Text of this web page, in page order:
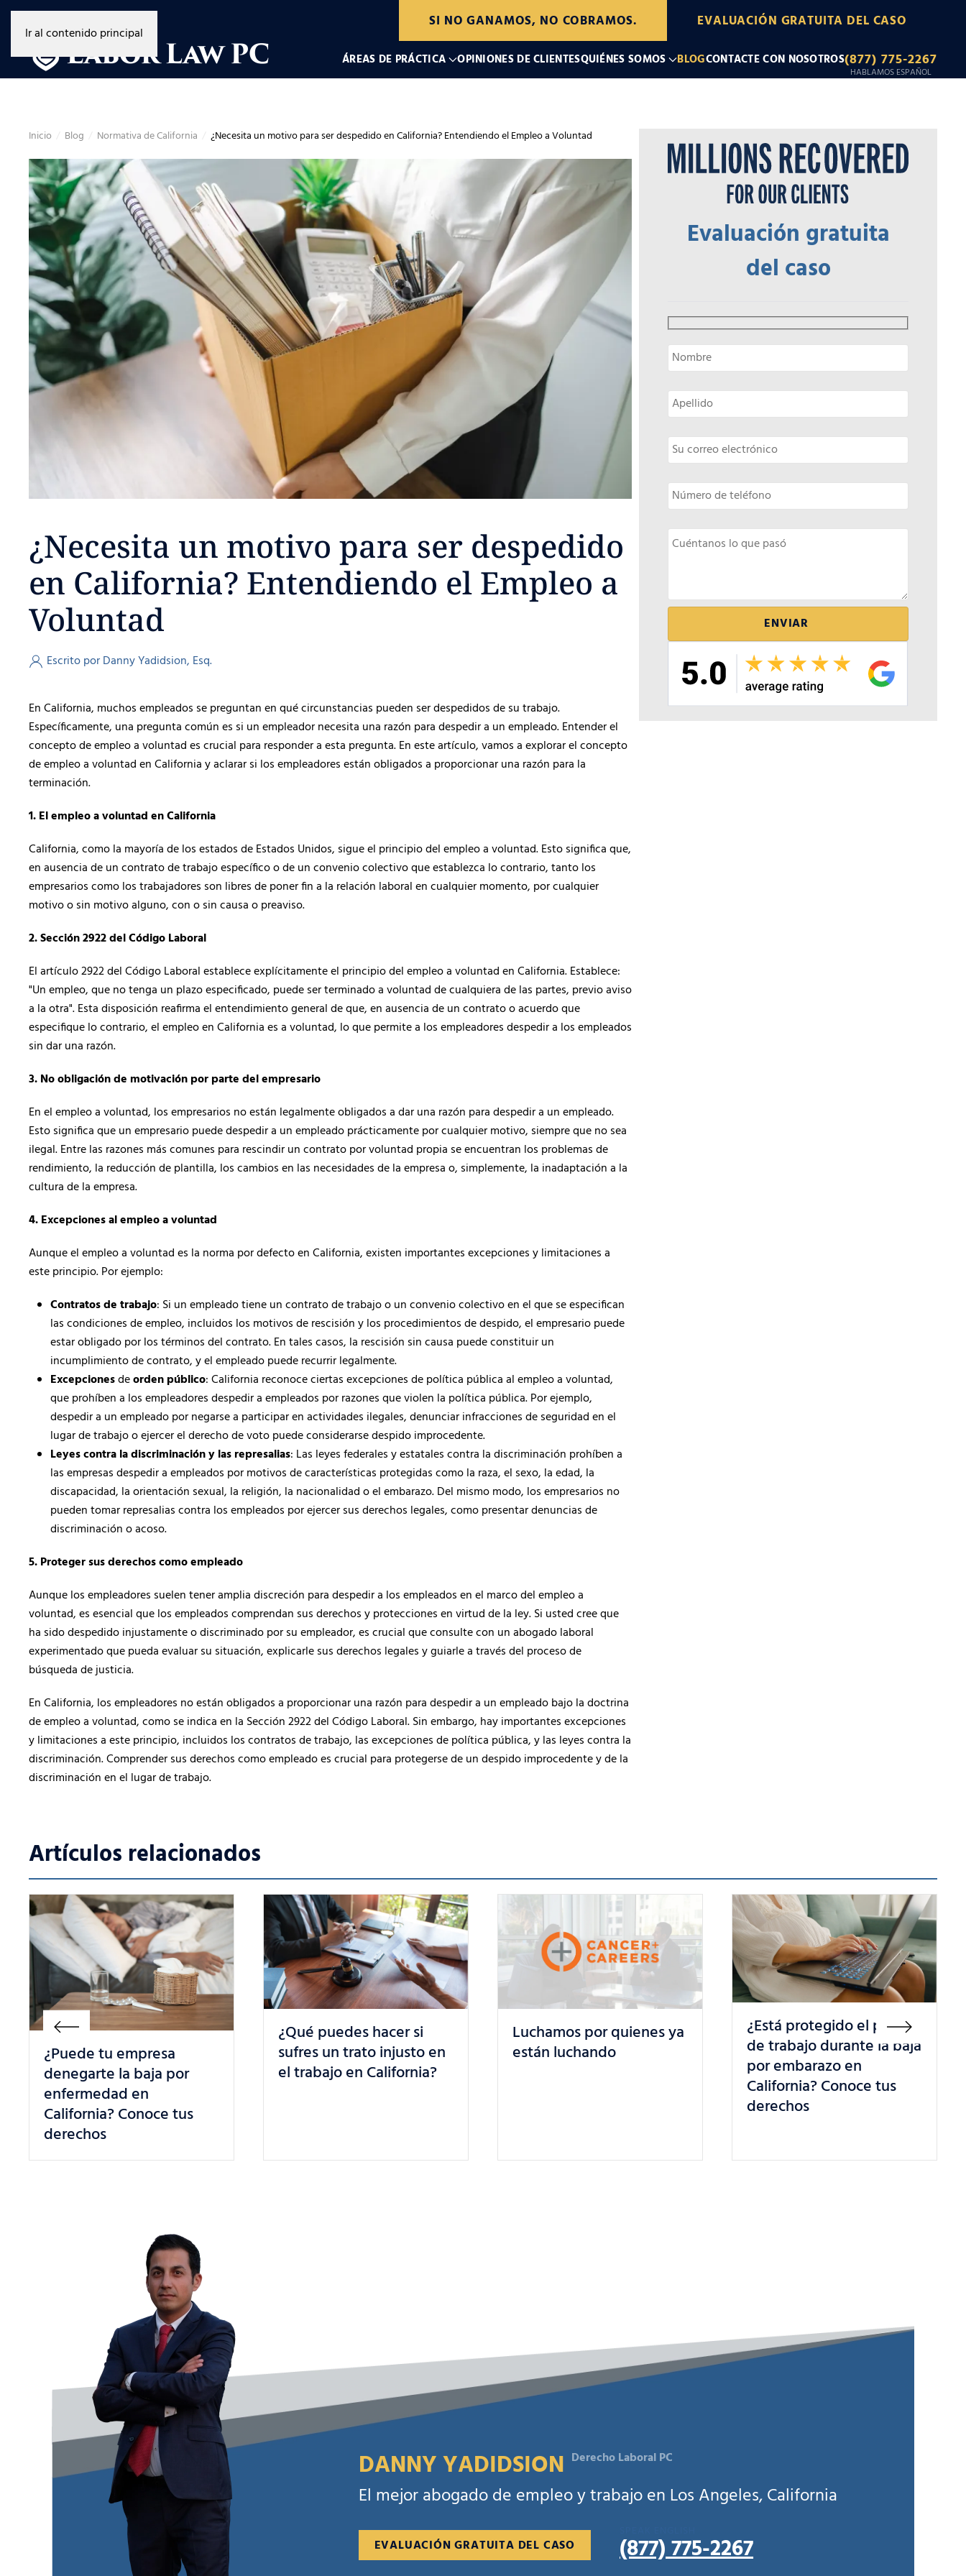
Ir al contenido principal
SI NO GANAMOS, NO COBRAMOS. EVALUACIÓN GRATUITA DEL CASO
ÁREAS DE PRÁCTICA OPINIONES DE CLIENTESQUIÉNES SOMOS BLOGCONTACTE CON NOSOTROS(877) 775-2267
HABLAMOS ESPAÑOL
Inicio Blog Normativa de California ¿Necesita un motivo para ser despedido en California? Entendiendo el Empleo a Voluntad
¿Necesita un motivo para ser despedido
en California? Entendiendo el Empleo a
Voluntad
Escrito por Danny Yadidsion, Esq.
En California, muchos empleados se preguntan en qué circunstancias pueden ser despedidos de su trabajo.
Específicamente, una pregunta común es si un empleador necesita una razón para despedir a un empleado. Entender el
concepto de empleo a voluntad es crucial para responder a esta pregunta. En este artículo, vamos a explorar el concepto
de empleo a voluntad en California y aclarar si los empleadores están obligados a proporcionar una razón para la
terminación.
1. El empleo a voluntad en California
California, como la mayoría de los estados de Estados Unidos, sigue el principio del empleo a voluntad. Esto significa que,
en ausencia de un contrato de trabajo específico o de un convenio colectivo que establezca lo contrario, tanto los
empresarios como los trabajadores son libres de poner fin a la relación laboral en cualquier momento, por cualquier
motivo o sin motivo alguno, con o sin causa o preaviso.
2. Sección 2922 del Código Laboral
El artículo 2922 del Código Laboral establece explícitamente el principio del empleo a voluntad en California. Establece:
"Un empleo, que no tenga un plazo especificado, puede ser terminado a voluntad de cualquiera de las partes, previo aviso
a la otra". Esta disposición reafirma el entendimiento general de que, en ausencia de un contrato o acuerdo que
especifique lo contrario, el empleo en California es a voluntad, lo que permite a los empleadores despedir a los empleados
sin dar una razón.
3. No obligación de motivación por parte del empresario
En el empleo a voluntad, los empresarios no están legalmente obligados a dar una razón para despedir a un empleado.
Esto significa que un empresario puede despedir a un empleado prácticamente por cualquier motivo, siempre que no sea
ilegal. Entre las razones más comunes para rescindir un contrato por voluntad propia se encuentran los problemas de
rendimiento, la reducción de plantilla, los cambios en las necesidades de la empresa o, simplemente, la inadaptación a la
cultura de la empresa.
4. Excepciones al empleo a voluntad
Aunque el empleo a voluntad es la norma por defecto en California, existen importantes excepciones y limitaciones a
este principio. Por ejemplo:
Contratos de trabajo: Si un empleado tiene un contrato de trabajo o un convenio colectivo en el que se especifican
las condiciones de empleo, incluidos los motivos de rescisión y los procedimientos de despido, el empresario puede
estar obligado por los términos del contrato. En tales casos, la rescisión sin causa puede constituir un
incumplimiento de contrato, y el empleado puede recurrir legalmente.
Excepcionesdeorden público: California reconoce ciertas excepciones de política pública al empleo a voluntad,
que prohíben a los empleadores despedir a empleados por razones que violen la política pública. Por ejemplo,
despedir a un empleado por negarse a participar en actividades ilegales, denunciar infracciones de seguridad en el
lugar de trabajo o ejercer el derecho de voto puede considerarse despido improcedente.
Leyes contra la discriminación y las represalias: Las leyes federales y estatales contra la discriminación prohíben a
las empresas despedir a empleados por motivos de características protegidas como la raza, el sexo, la edad, la
discapacidad, la orientación sexual, la religión, la nacionalidad o el embarazo. Del mismo modo, los empresarios no
pueden tomar represalias contra los empleados por ejercer sus derechos legales, como presentar denuncias de
discriminación o acoso.
5. Proteger sus derechos como empleado
Aunque los empleadores suelen tener amplia discreción para despedir a los empleados en el marco del empleo a
voluntad, es esencial que los empleados comprendan sus derechos y protecciones en virtud de la ley. Si usted cree que
ha sido despedido injustamente o discriminado por su empleador, es crucial que consulte con un abogado laboral
experimentado que pueda evaluar su situación, explicarle sus derechos legales y guiarle a través del proceso de
búsqueda de justicia.
En California, los empleadores no están obligados a proporcionar una razón para despedir a un empleado bajo la doctrina
de empleo a voluntad, como se indica en la Sección 2922 del Código Laboral. Sin embargo, hay importantes excepciones
y limitaciones a este principio, incluidos los contratos de trabajo, las excepciones de política pública, y las leyes contra la
discriminación. Comprender sus derechos como empleado es crucial para protegerse de un despido improcedente y de la
discriminación en el lugar de trabajo.
Evaluación gratuita
del caso
Artículos relacionados
¿Qué puedes hacer si
sufres un trato injusto en
el trabajo en California?
Luchamos por quienes ya
están luchando
¿Está protegido el puesto
de trabajo durante la baja
Tienes más poder en el
trabajo de lo que crees: 5
derechos de los
trabajadores en California
DANNY YADIDSION Derecho Laboral PC
El mejor abogado de empleo y trabajo en Los Angeles, California
EVALUACIÓN GRATUITA DEL CASO (877) 775-2267